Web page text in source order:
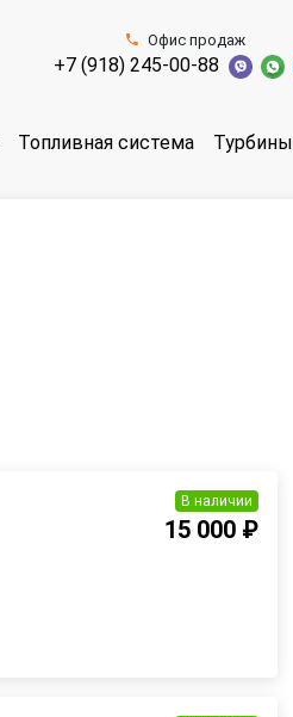
Офис продаж
+7 (918) 245-00-88
Топливная система Турбины
В наличии
15 000 ₽